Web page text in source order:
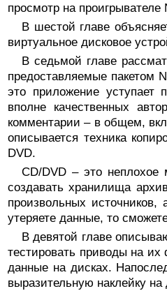
просмотр на проигрывателе
В шестой главе
виртуальное дисковое
В седьмой главе
предоставляемые пакетом
это приложение уступает
вполне качественных
комментарии – в общем,
описывается техника
DVD.
CD/DVD – это неплохое
создавать хранилища
произвольных
утеряете данные, то
В девятой главе
тестировать приводы на их
данные на дисках.
выразительную наклейку